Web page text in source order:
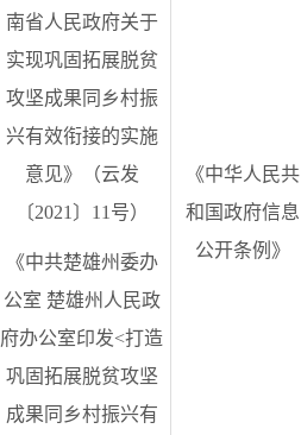
南省人民政府关于
实现巩固拓展脱贫
攻坚成果同乡村振
兴有效衔接的实施
意见》（云发
〔2021〕11号）
《中共楚雄州委办
公室 楚雄州人民政
府办公室印发<打造
巩固拓展脱贫攻坚
成果同乡村振兴有
《中华人民共
和国政府信息
公开条例》